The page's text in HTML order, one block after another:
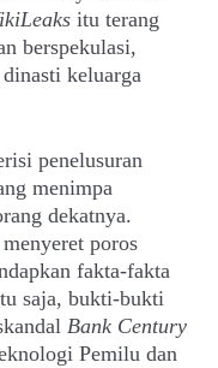
itu terang
berspekulasi,
keluarga
penelusuran
menimpa
dekatnya.
poros
fakta-fakta
saja, bukti-bukti
Bank Century
Pemilu dan